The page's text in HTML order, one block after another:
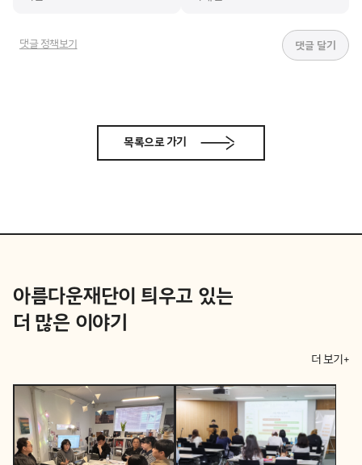
댓글 정책보기
목록으로 가기
아름다운재단이 틔우고 있는
더 많은 이야기
더 보기+